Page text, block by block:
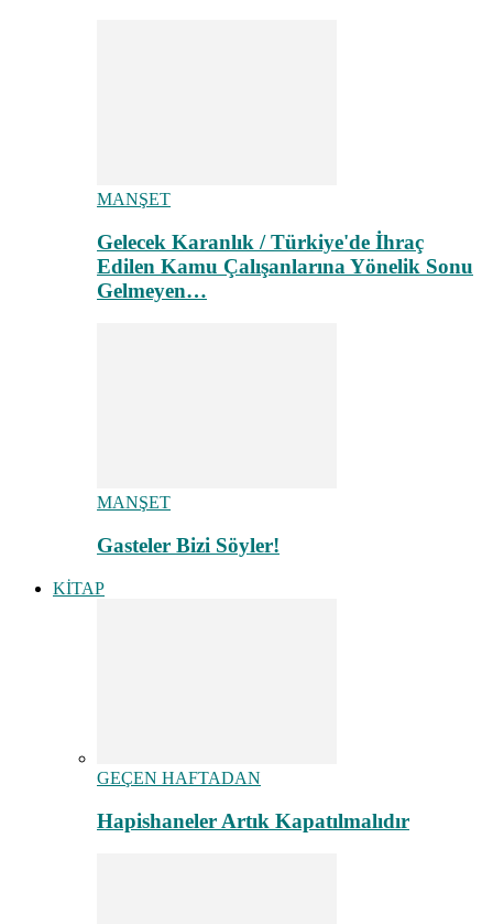
MANŞET
Gelecek Karanlık / Türkiye'de İhraç
Edilen Kamu Çalışanlarına Yönelik Sonu
Gelmeyen…
MANŞET
Gasteler Bizi Söyler!
KİTAP
GEÇEN HAFTADAN
Hapishaneler Artık Kapatılmalıdır